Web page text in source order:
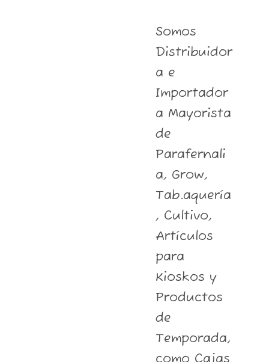
Somos
Distribuidor
a e
Importador
a Mayorista
de
Parafernali
a, Grow,
Tab.aquería
, Cultivo,
Artículos
para
Kioskos y
Productos
de
Temporada,